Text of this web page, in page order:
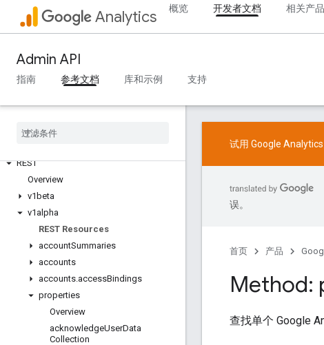
Analytics 概览 开发者文档 相关产品
Admin API
指南 参考文档 库和示例 支持
推荐事件
按行业推荐的事件
Measurement Protocol
概览
REST
Overview
v1beta
v1alpha
REST Resources
accountSummaries
accounts
accounts.accessBindings
properties
Overview
acknowledgeUserData
Collection
试用 Google
误。
首页 产品
Method:
查找单个 Google